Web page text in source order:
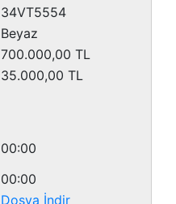
34VT5554
Beyaz
700.000,00 TL
35.000,00 TL
00:00
00:00
Dosya İndir